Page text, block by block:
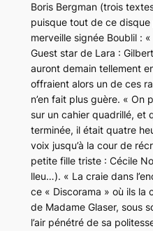
Boris Bergman (trois
puisque tout de ce disque
merveille signée Boublil :
Guest star de Lara :
auront demain tellement
offraient alors un de ces
n’en fait plus guère. « On
sur un cahier quadrillé, et
terminée, il était quatre
voix jusqu’à la cour de
petite fille triste : Cécile
lleu…). « La craie dans
ce « Discorama » où ils la
de Madame Glaser, sous
l’air pénétré de sa